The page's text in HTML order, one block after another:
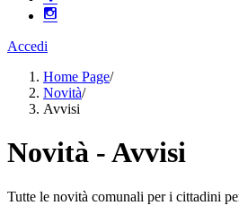
Accedi
Home Page/
Novità/
Avvisi
Novità - Avvisi
Tutte le novità comunali per i cittadini